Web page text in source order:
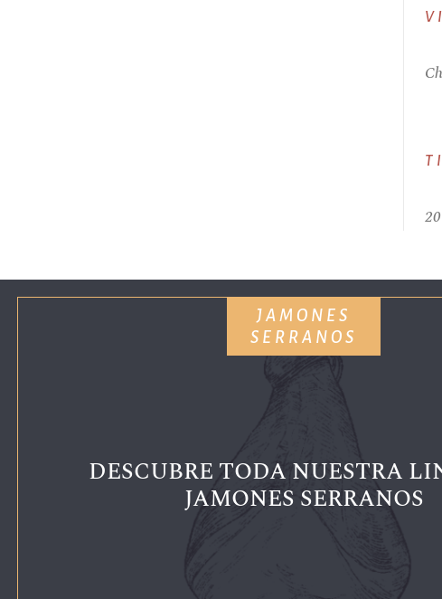
JAMONES
SERRANOS
DESCUBRE TODA NUESTRA
JAMONES SERRANOS